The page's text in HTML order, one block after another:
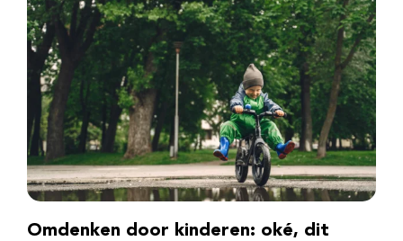
Omdenken door kinderen: oké, dit